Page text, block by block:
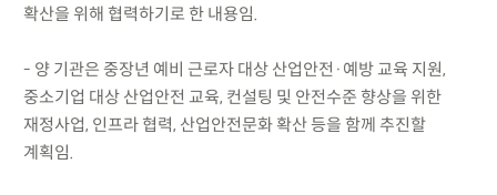
확산을 위해 협력하기로 한 내용임.
- 양 기관은 중장년 예비 근로자 대상 산업안전·예방 교육 지원,
중소기업 대상 산업안전 교육, 컨설팅 및 안전수준 향상을 위한
재정사업, 인프라 협력, 산업안전문화 확산 등을 함께 추진할
계획임.